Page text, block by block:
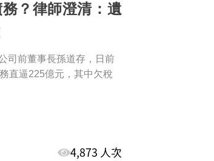
？律師澄清：遺
司前董事長孫道存，日前
直逼225億元，其中欠稅
4,873 人次